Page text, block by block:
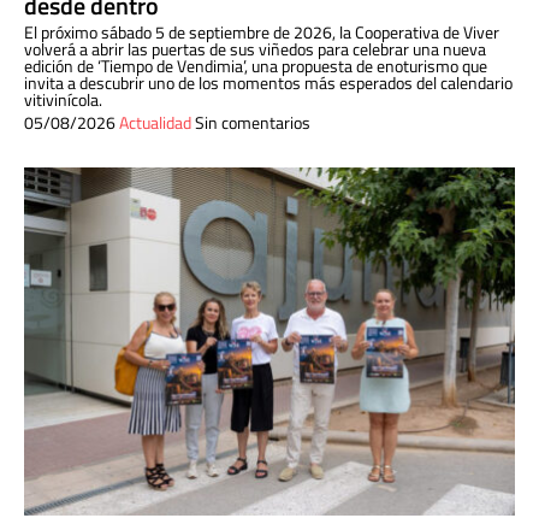
El próximo sábado 5 de septiembre de 2026, la Cooperativa de Viver
volverá a abrir las puertas de sus viñedos para celebrar una nueva
edición de ‘Tiempo de Vendimia’, una propuesta de enoturismo que
invita a descubrir uno de los momentos más esperados del calendario
vitivinícola.
05/08/2026ActualidadSin comentarios